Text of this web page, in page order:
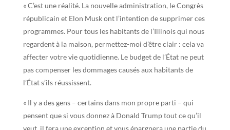
« C’est une réalité. La nouvelle administration, le Congrès
républicain et Elon Musk ont l’intention de supprimer ces
programmes. Pour tous les habitants de l’Illinois qui nous
regardent à la maison, permettez-moi d’être clair : cela va
affecter votre vie quotidienne. Le budget de l’État ne peut
pas compenser les dommages causés aux habitants de
l’État s’ils réussissent.
« Il y a des gens – certains dans mon propre parti – qui
pensent que si vous donnez à Donald Trump tout ce qu’il
veut, il fera une exception et vous épargnera une partie du